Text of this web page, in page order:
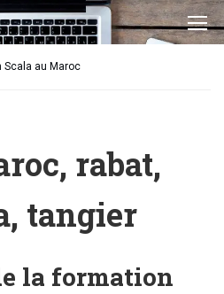
Scala au Maroc
rabat,
tangier
la formation